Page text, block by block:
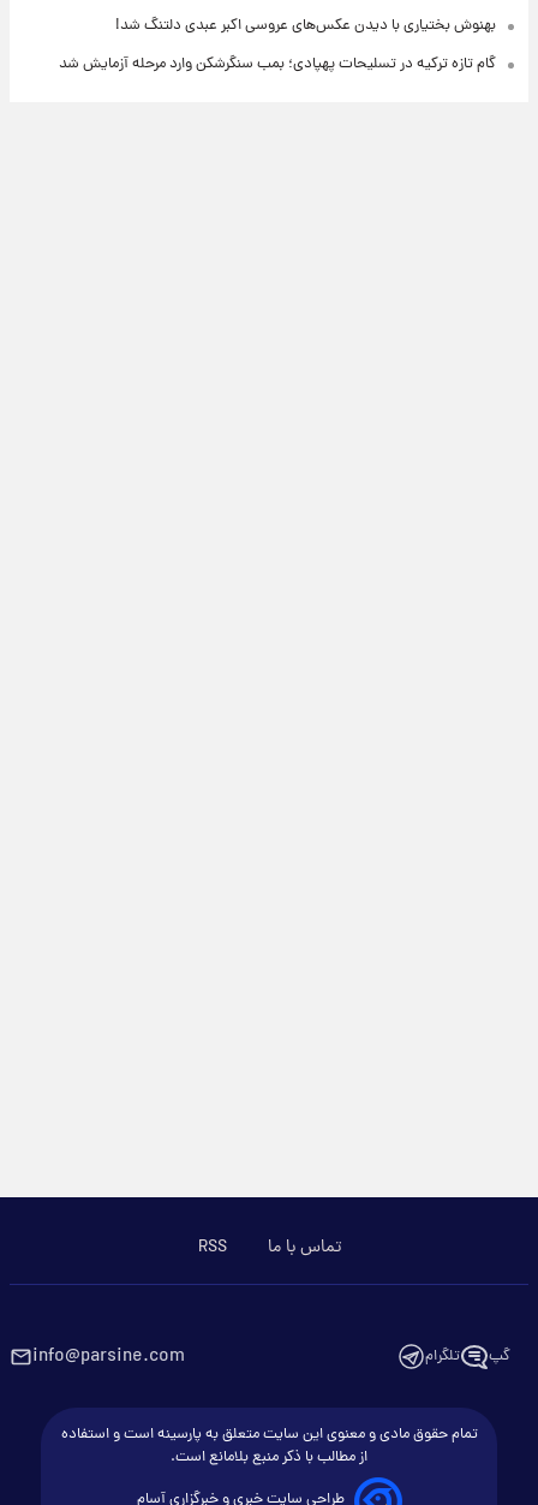
بهنوش بختیاری با دیدن عکس‌های عروسی اکبر عبدی دلتنگ شد!
گام تازه ترکیه در تسلیحات پهپادی؛ بمب سنگرشکن وارد مرحله آزمایش شد
تماس با ما RSS
گپ تلگرام info@parsine.com
تمام حقوق مادی و معنوی این سایت متعلق به پارسینه است و استفاده
از مطالب با ذکر منبع بلامانع است.
طراحی سایت خبری و خبرگزاری آسام